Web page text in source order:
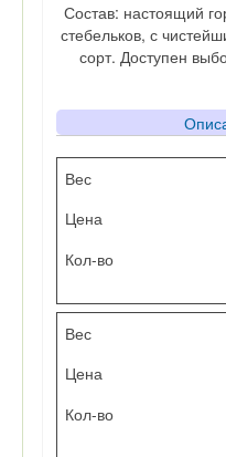
Состав: настоящий
стебельков, с
сорт. Доступен
Вес
Цена
Кол-во